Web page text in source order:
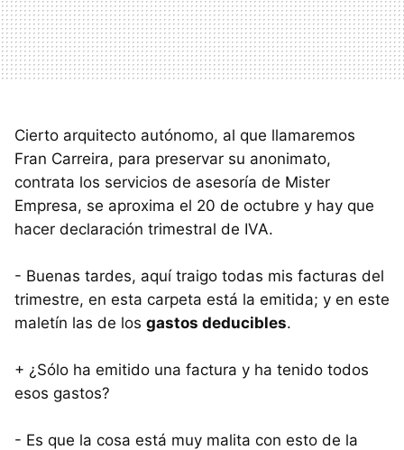
Cierto arquitecto autónomo, al que llamaremos
Fran Carreira, para preservar su anonimato,
contrata los servicios de asesoría de Mister
Empresa, se aproxima el 20 de octubre y hay que
hacer declaración trimestral de IVA.
- Buenas tardes, aquí traigo todas mis facturas del
trimestre, en esta carpeta está la emitida; y en este
maletín las de los gastos deducibles.
+ ¿Sólo ha emitido una factura y ha tenido todos
esos gastos?
- Es que la cosa está muy malita con esto de la